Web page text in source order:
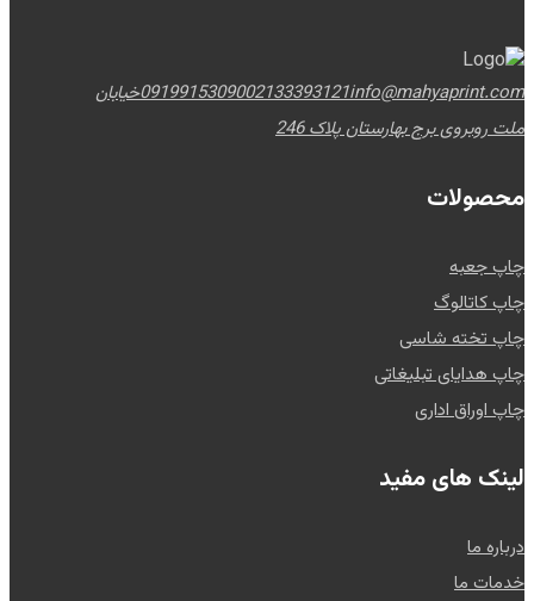
0919915309002133393121info@mahyaprint.com
خیابان
ملت روبروی برج بهارستان پلاک 246
محصولات
چاپ جعبه
چاپ کاتالوگ
چاپ تخته شاسی
چاپ هدایای تبلیغاتی
چاپ اوراق اداری
لینک های مفید
درباره ما
خدمات ما